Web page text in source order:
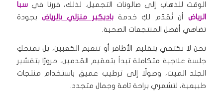
الوقت للذهاب إلى صالونات التجميل. لذلك، قررنا فيسبا
الرياضأن نُقدّم لكِ خدمةباديكير منزلي بالرياض بجودة
تضاهي أفضل المنتجعات الصحية.
نحن لا نكتفي بتقليم الأظافر أو تنعيم الكعبين، بل نمنحكِ
جلسة علاجية متكاملة تبدأ بتعقيم القدمين، مرورًا بتقشير
الجلد الميت، وصولًا إلى ترطيب عميق باستخدام منتجات
طبيعية، لتشعري براحة تامة وجمال متجدد.